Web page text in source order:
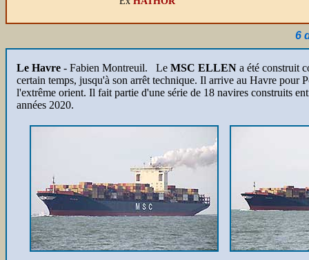
6
Le Havre - Fabien Montreuil. Le MSC ELLEN a été construit
certain temps, jusqu'à son arrêt technique. Il arrive au Havre pour
l'extrême orient. Il fait partie d'une série de 18 navires construits
années 2020.